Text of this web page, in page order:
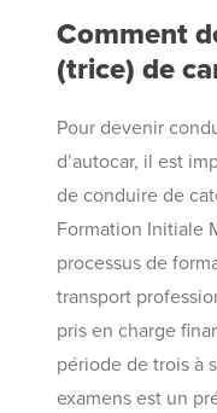
Comment
(trice) de
Pour devenir
d’autocar, il est
de conduire de
Formation Initiale
processus de
transport
pris en charge
période de trois à
examens est un